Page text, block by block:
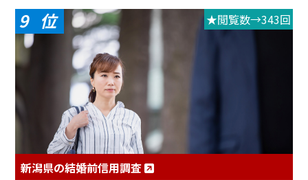
9 ★閲覧数→343回
新潟県の結婚前信用調査